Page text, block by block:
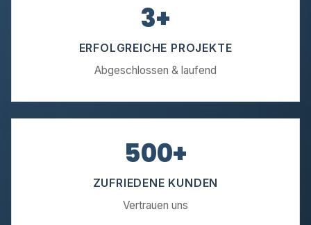
3+
ERFOLGREICHE PROJEKTE
Abgeschlossen & laufend
500+
ZUFRIEDENE KUNDEN
Vertrauen uns